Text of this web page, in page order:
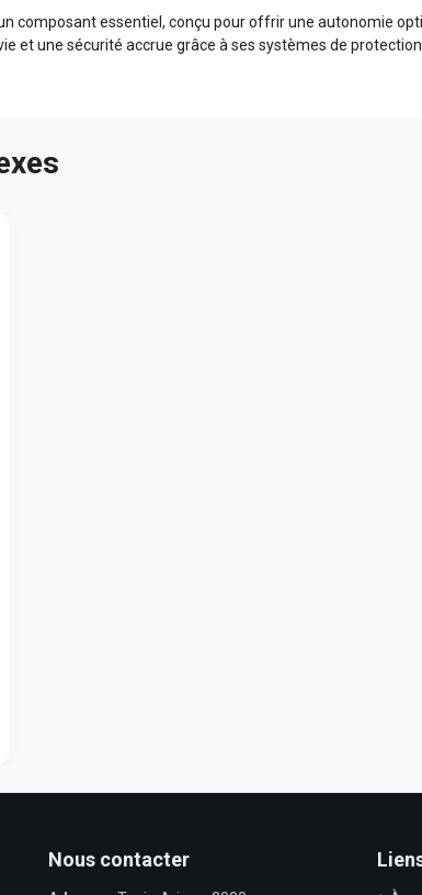
composant essentiel, conçu pour offrir une autonomie
et une sécurité accrue grâce à ses systèmes de protection
Nous contacter